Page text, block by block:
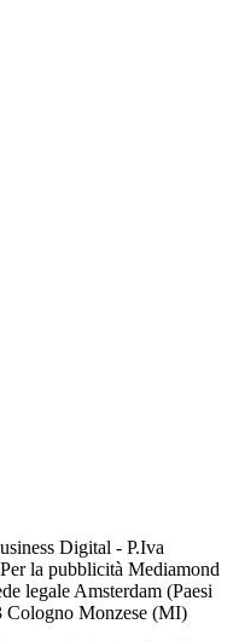
Digital - P.Iva
la pubblicità Mediamond
legale Amsterdam (Paesi
Cologno Monzese (MI)